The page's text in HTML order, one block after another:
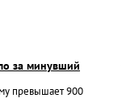
за минувший
превышает 900